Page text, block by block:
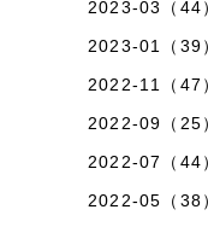
2023-03（44
2023-01（39
2022-11（47
2022-09（25
2022-07（44
2022-05（38